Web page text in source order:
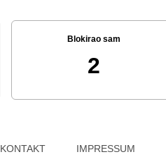
Blokirao sam
2
KONTAKT IMPRESSUM